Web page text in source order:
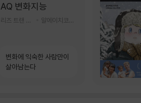
AQ 변화지능
변화에 익숙한 사람만이
살아남는다